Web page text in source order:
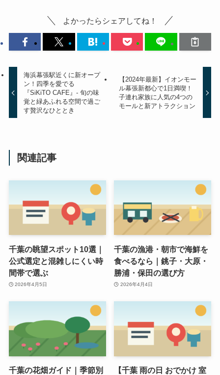
よかったらシェアしてね！
海浜幕張駅近くに新オープ
ン！四季を愛でる
『SiKiTO CAFE』- 旬の味
覚と緑あふれる空間で過ご
す贅沢なひととき
【2024年最新】イオンモー
ル幕張新都心で1日満喫！
子連れ家族に人気の4つの
モールと新アトラクション
関連記事
千葉の眺望スポット10選｜
公式選定と混雑しにくい時
間帯で選ぶ
2026年4月5日
千葉の漁港・朝市で海鮮を
食べるなら｜銚子・大原・
勝浦・保田の選び方
2026年4月4日
千葉の花畑ガイド｜季節別
【千葉 雨の日 おでかけ 室